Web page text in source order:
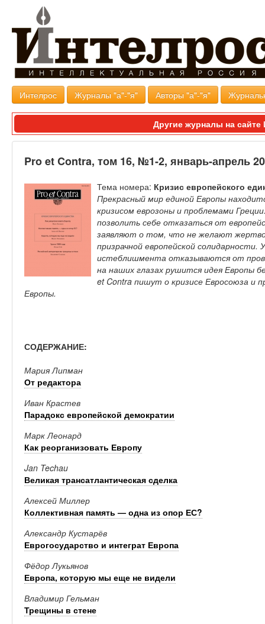
Интелрос Журналы "а"-"я" Авторы "а"-"я"
Другие журналы на
Pro et Contra, том 16, №1-2, январь-апрель
Тема номера: Кризис европейского
Прекрасный мир единой Европы
кризисом еврозоны и проблемами
позволить себе отказаться от
заявляют о том, что не желают
призрачной европейской
истеблишмента отказываются от
на наших глазах рушится идея Европы
et Contra пишут о кризисе Евросоюза и
Европы.
СОДЕРЖАНИЕ:
Мария Липман
От редактора
Иван Крастев
Парадокс европейской демократии
Марк Леонард
Как реорганизовать Европу
Jan Techau
Великая трансатлантическая сделка
Алексей Миллер
Коллективная память — одна из опор ЕС?
Александр Кустарёв
Еврогосударство и интеграт Европа
Фёдор Лукьянов
Европа, которую мы еще не видели
Владимир Гельман
Трещины в стене